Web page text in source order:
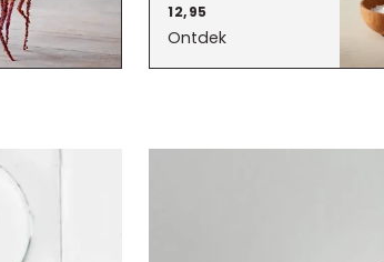
12,95
Ontdek